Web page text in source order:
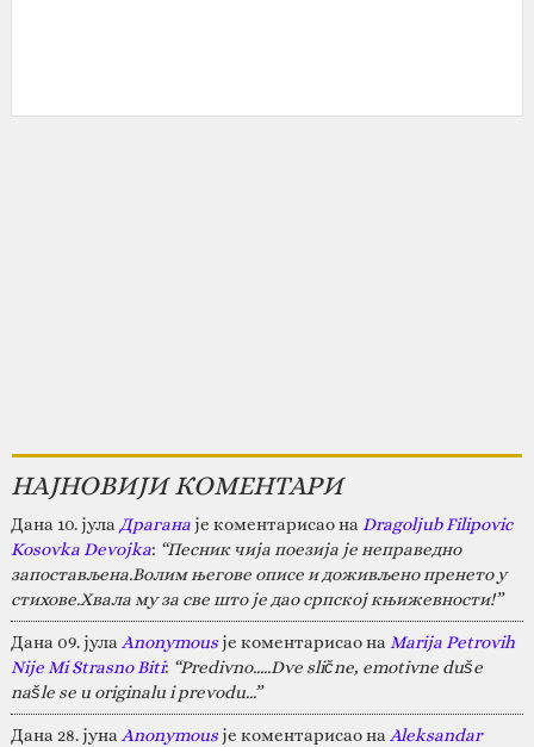
НАЈНОВИЈИ КОМЕНТАРИ
Дана 10. јула Драганаје коментарисао на Dragoljub Filipovic
Kosovka Devojka: “Песник чија поезија је неправедно
запостављена.Волим његове описе и доживљено пренето у
стихове.Хвала му за све што је дао српској књижевности!”
Дана 09. јула Anonymousје коментарисао на Marija Petrovih
Nije Mi Strasno Biti: “Predivno.....Dve slične, emotivne duše
našle se u originalu i prevodu...”
Дана 28. јуна Anonymousје коментарисао на Aleksandar